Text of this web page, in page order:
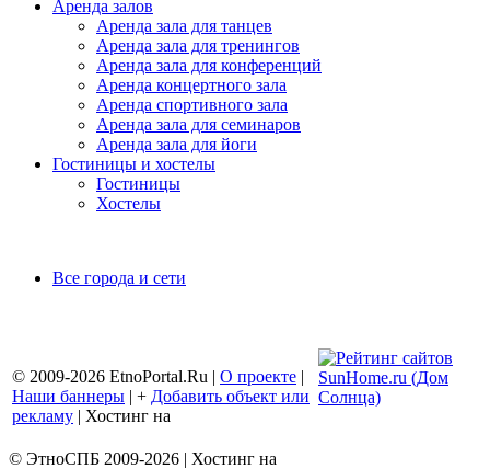
Аренда залов
Аренда зала для танцев
Аренда зала для тренингов
Аренда зала для конференций
Аренда концертного зала
Аренда спортивного зала
Аренда зала для семинаров
Аренда зала для йоги
Гостиницы и хостелы
Гостиницы
Хостелы
Все города и сети
© 2009-2026 EtnoPortal.Ru | О проекте |
Наши баннеры | + Добавить объект или
рекламу | Хостинг на
© ЭтноСПБ 2009-2026 | Хостинг на